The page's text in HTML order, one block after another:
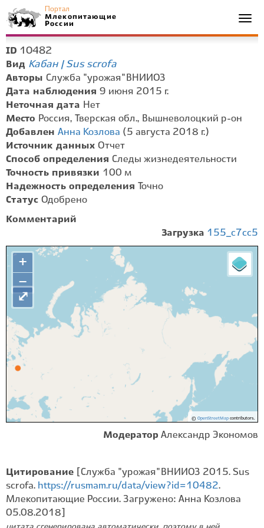
Портал
Млекопитающие
России
ID 10482
Вид Кабан | Sus scrofa
Авторы Служба "урожая" ВНИИОЗ
Дата наблюдения 9 июня 2015 г.
Неточная дата Нет
Место Россия, Тверская обл., Вышневолоцкий р-он
Добавлен Анна Козлова (5 августа 2018 г.)
Источник данных Отчет
Способ определения Следы жизнедеятельности
Точность привязки 100 м
Надежность определения
Точно
Статус Одобрено
Комментарий
Загрузка 155_c7cc5
+
−
© OpenStreetMapcontributors.
⤢
Модератор Александр Экономов
Цитирование
[Служба "урожая" ВНИИОЗ 2015. Sus
scrofa. https://rusmam.ru/data/view?id=10482.
Млекопитающие России. Загружено: Анна Козлова
05.08.2018]